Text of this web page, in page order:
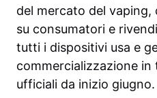
del mercato del
su consumatori e
tutti i dispositivi usa e
commercializzazione
ufficiali da inizio giugno.